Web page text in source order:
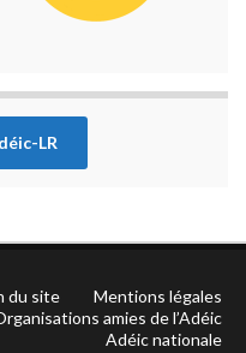
LR
du site
Mentions légales
amies de l’Adéic
Adéic nationale